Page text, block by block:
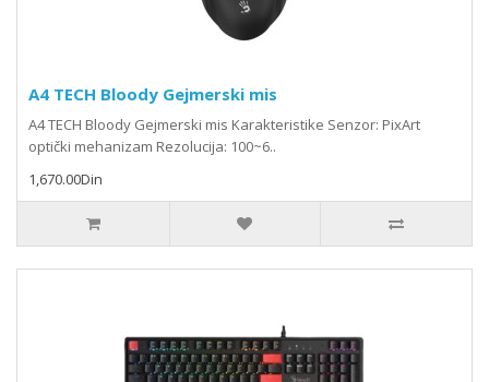
A4 TECH Bloody Gejmerski mis
A4 TECH Bloody Gejmerski mis Karakteristike Senzor: PixArt
optički mehanizam Rezolucija: 100~6..
1,670.00Din